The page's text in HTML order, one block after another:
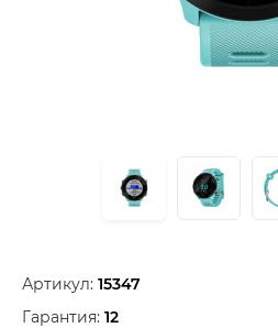
Артикул: 15347
Гарантия: 12